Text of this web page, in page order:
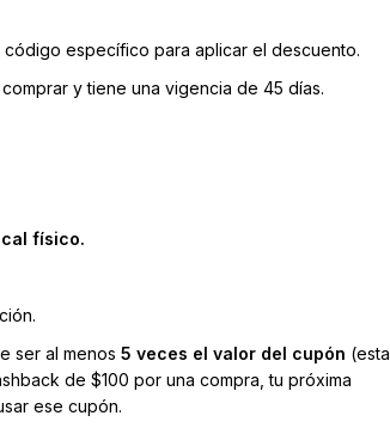
específico para aplicar el descuento.
y tiene una vigencia de 45 días.
físico.
ser al menos 5 veces el valor del cupón (esta
de $100 por una compra, tu próxima
ese cupón.